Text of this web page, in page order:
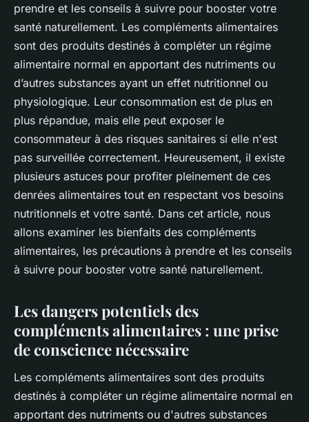
prendre et les conseils à suivre pour booster votre
santé naturellement. Les compléments alimentaires
sont des produits destinés à compléter un régime
alimentaire normal en apportant des nutriments ou
d’autres substances ayant un effet nutritionnel ou
physiologique. Leur consommation est de plus en
plus répandue, mais elle peut exposer le
consommateur à des risques sanitaires si elle n'est
pas surveillée correctement. Heureusement, il existe
plusieurs astuces pour profiter pleinement de ces
denrées alimentaires tout en respectant vos besoins
nutritionnels et votre santé. Dans cet article, nous
allons examiner les bienfaits des compléments
alimentaires, les précautions à prendre et les conseils
à suivre pour booster votre santé naturellement.
Les dangers potentiels des
compléments alimentaires : une prise
de conscience nécessaire
Les compléments alimentaires sont des produits
destinés à compléter un régime alimentaire normal en
apportant des nutriments ou d'autres substances